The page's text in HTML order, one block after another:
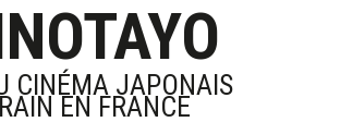
CINÉMA JAPONAIS
EN FRANCE